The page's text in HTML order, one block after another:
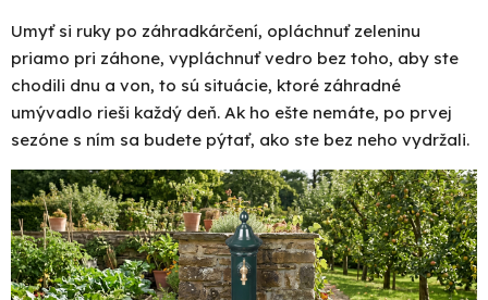
Umyť si ruky po záhradkárčení, opláchnuť zeleninu
priamo pri záhone, vypláchnuť vedro bez toho, aby ste
chodili dnu a von, to sú situácie, ktoré záhradné
umývadlo rieši každý deň. Ak ho ešte nemáte, po prvej
sezóne s ním sa budete pýtať, ako ste bez neho vydržali.